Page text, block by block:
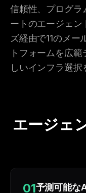
信頼性、プログラ
ートのエージェン
ズ経由で11のメ
トフォームを広
しいインフラ選択
エージェ
01予測可能な